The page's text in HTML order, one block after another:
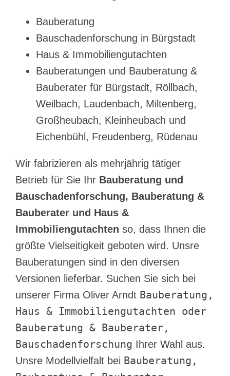
Bauberatung
Bauschadenforschung in Bürgstadt
Haus & Immobiliengutachten
Bauberatungen und Bauberatung &
Bauberater für Bürgstadt, Röllbach,
Weilbach, Laudenbach, Miltenberg,
Großheubach, Kleinheubach und
Eichenbühl, Freudenberg, Rüdenau
Wir fabrizieren als mehrjährig tätiger
Betrieb für Sie Ihr Bauberatung und
Bauschadenforschung, Bauberatung &
Bauberater und Haus &
Immobiliengutachten so, dass Ihnen die
größte Vielseitigkeit geboten wird. Unsre
Bauberatungen sind in den diversen
Versionen lieferbar. Suchen Sie sich bei
unserer Firma Oliver Arndt Bauberatung,
Haus & Immobiliengutachten oder
Bauberatung & Bauberater,
Bauschadenforschung Ihrer Wahl aus.
Unsre Modellvielfalt bei Bauberatung,